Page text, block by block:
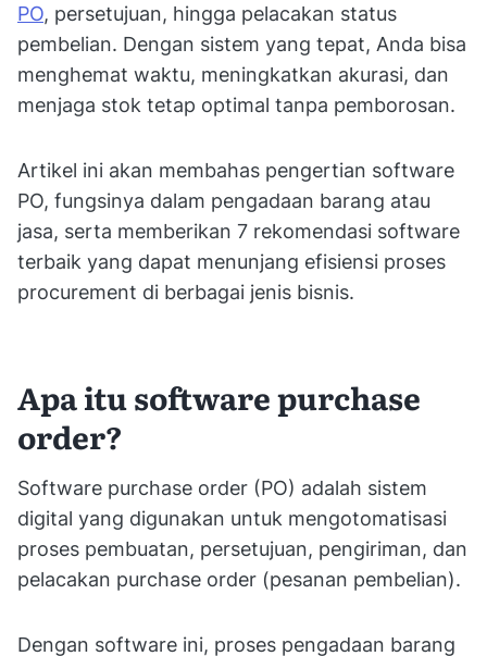
PO, persetujuan, hingga pelacakan status
pembelian. Dengan sistem yang tepat, Anda bisa
menghemat waktu, meningkatkan akurasi, dan
menjaga stok tetap optimal tanpa pemborosan.
Artikel ini akan membahas pengertian software
PO, fungsinya dalam pengadaan barang atau
jasa, serta memberikan 7 rekomendasi software
terbaik yang dapat menunjang efisiensi proses
procurement di berbagai jenis bisnis.
Apa itu software purchase
order?
Software purchase order (PO) adalah sistem
digital yang digunakan untuk mengotomatisasi
proses pembuatan, persetujuan, pengiriman, dan
pelacakan purchase order (pesanan pembelian).
Dengan software ini, proses pengadaan barang